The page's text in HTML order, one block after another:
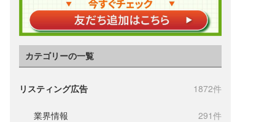
カテゴリーの一覧
リスティング広告 1872件
業界情報 291件